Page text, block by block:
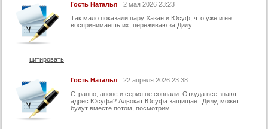
Гость Наталья
2 мая 2026 23:23
Так мало показали пару Хазан и Юсуф, что уже и не
воспринимаешь их, переживаю за Дилу
цитировать
Гость Наталья
22 апреля 2026 23:38
Странно, анонс и серия не совпали. Откуда все знают
адрес Юсуфа? Адвокат Юсуфа защищает Дилу, может
будут вместе потом, посмотрим